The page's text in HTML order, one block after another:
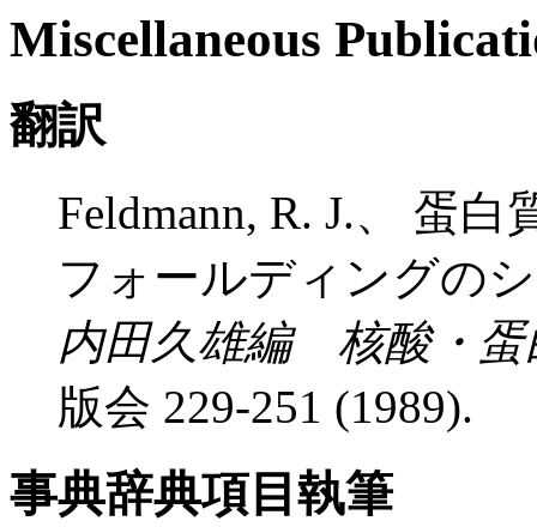
Miscellaneous
翻訳
Feldmann, R. J.、 蛋
フォールディングの
内田久雄編 核酸・蛋
版会 229-251 (1989).
事典辞典項目執筆